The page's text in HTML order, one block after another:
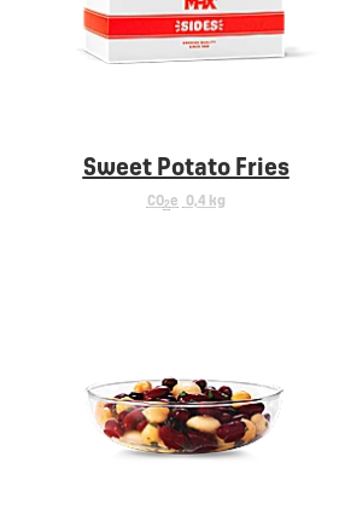
Sweet Potato Fries
CO2e 0,4 kg